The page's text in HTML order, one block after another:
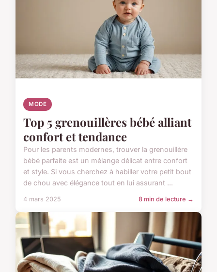
MODE
Top 5 grenouillères bébé alliant
confort et tendance
Pour les parents modernes, trouver la grenouillère
bébé parfaite est un mélange délicat entre confort
et style. Si vous cherchez à habiller votre petit bout
de chou avec élégance tout en lui assurant ...
4 mars 2025 8 min de lecture →